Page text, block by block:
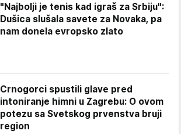
"Najbolji je tenis kad igraš za Srbiju":
Dušica slušala savete za Novaka, pa
nam donela evropsko zlato
Crnogorci spustili glave pred
intoniranje himni u Zagrebu: O ovom
potezu sa Svetskog prvenstva bruji
region